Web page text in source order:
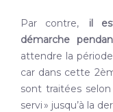
Par contre, il
démarche
attendre la
car dans cette 2
sont traitées
servi » jusqu’à la